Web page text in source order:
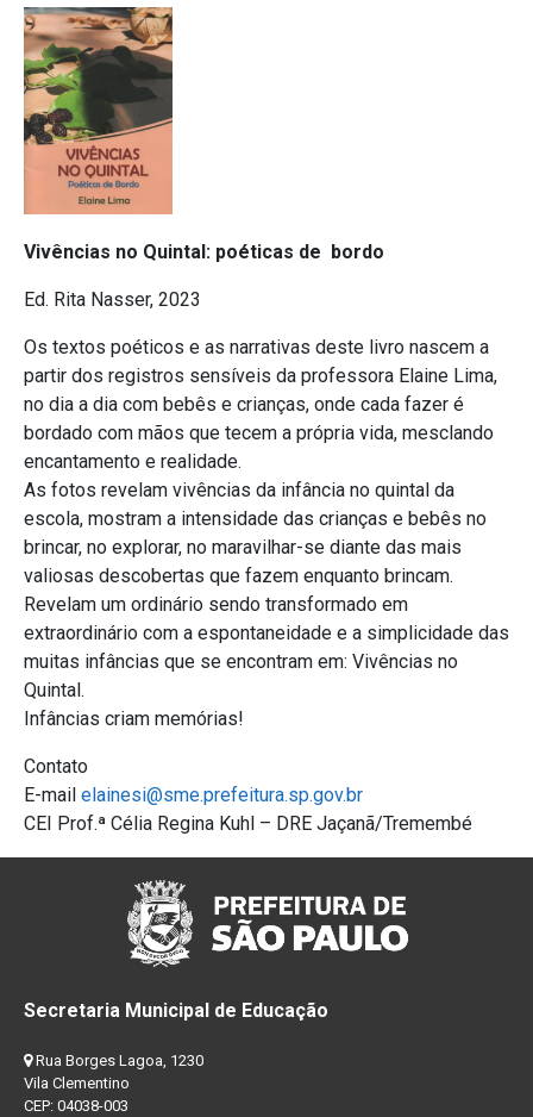
Vivências no Quintal: poéticas de bordo
Ed. Rita Nasser, 2023
Os textos poéticos e as narrativas deste livro nascem a
partir dos registros sensíveis da professora Elaine Lima,
no dia a dia com bebês e crianças, onde cada fazer é
bordado com mãos que tecem a própria vida, mesclando
encantamento e realidade.
As fotos revelam vivências da infância no quintal da
escola, mostram a intensidade das crianças e bebês no
brincar, no explorar, no maravilhar-se diante das mais
valiosas descobertas que fazem enquanto brincam.
Revelam um ordinário sendo transformado em
extraordinário com a espontaneidade e a simplicidade das
muitas infâncias que se encontram em: Vivências no
Quintal.
Infâncias criam memórias!
Contato
E-mail elainesi@sme.prefeitura.sp.gov.br
CEI Prof.ª Célia Regina Kuhl – DRE Jaçanã/Tremembé
Secretaria Municipal de Educação
Rua Borges Lagoa, 1230
Vila Clementino
CEP: 04038-003